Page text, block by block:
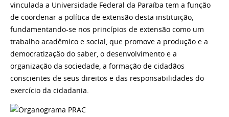
vinculada a Universidade Federal da Paraíba tem a função
de coordenar a política de extensão desta instituição,
fundamentando-se nos princípios de extensão como um
trabalho acadêmico e social, que promove a produção e a
democratização do saber, o desenvolvimento e a
organização da sociedade, a formação de cidadãos
conscientes de seus direitos e das responsabilidades do
exercício da cidadania.